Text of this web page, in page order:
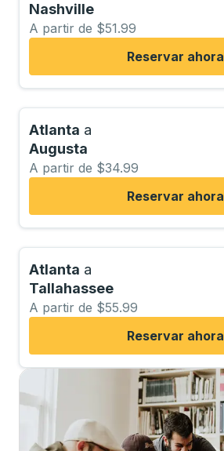
Nashville
A partir de $51.99
Reservar ahora
Atlanta a
Augusta
A partir de $34.99
Reservar ahora
Atlanta a
Tallahassee
A partir de $55.99
Reservar ahora